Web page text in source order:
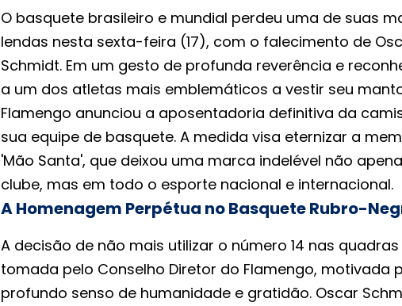
O basquete brasileiro e mundial perdeu uma de suas
lendas nesta sexta-feira (17), com o falecimento de
Schmidt. Em um gesto de profunda reverência e
a um dos atletas mais emblemáticos a vestir seu
Flamengo anunciou a aposentadoria definitiva da
sua equipe de basquete. A medida visa eternizar a
'Mão Santa', que deixou uma marca indelével não
clube, mas em todo o esporte nacional e internacional.
A Homenagem Perpétua no Basquete Rubro-
A decisão de não mais utilizar o número 14 nas
tomada pelo Conselho Diretor do Flamengo, motivada
profundo senso de humanidade e gratidão. Oscar